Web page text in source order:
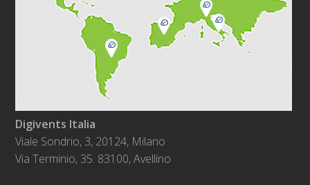
Digivents Italia
Viale Sondrio, 3, 20124, Milano
Via Terminio, 35. 83100, Avellino